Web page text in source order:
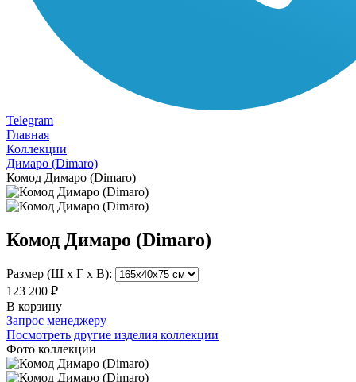
Telegram
Главная
Коллекции
Димаро (Dimaro)
Комод Димаро (Dimaro)
Комод Димаро (Dimaro)
Размер (Ш х Г х В):
123 200 ₽
В корзину
Запрос менеджеру
Посмотреть другие изделия коллекции
Фото коллекции